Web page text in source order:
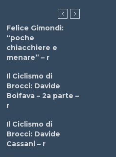
Felice Gimondi:
“poche
chiacchiere e
menare” – r
Il Ciclismo di
Brocci: Davide
Boifava – 2a parte –
r
Il Ciclismo di
Brocci: Davide
Cassani – r